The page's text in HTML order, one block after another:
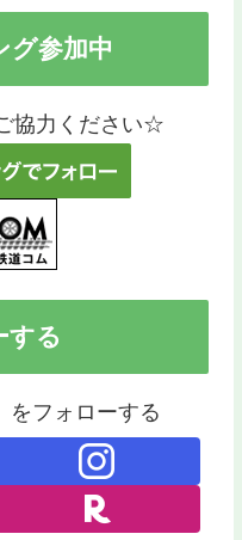
グ参加中
協力ください☆
する
をフォローする